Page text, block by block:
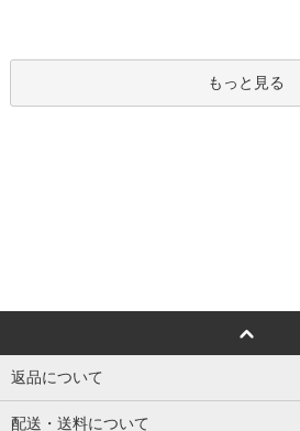
もっと見る
返品について
配送・送料について